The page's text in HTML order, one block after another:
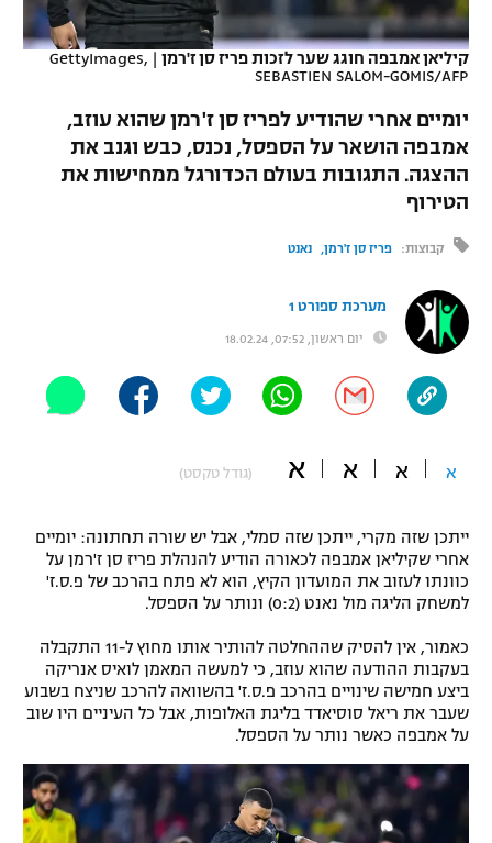
תוצאות
לוח שידורים
ברחבה
"מחצית בשכונה" – פודקאסט
תקנון עבור פעילות אלקטרה
תקנון עבור פעילות ספורט 1 – "מרלן"
גיימינג E-Sports
תנאי שימוש
מדיניות פרטיות
תקנון פעילות ספורט 1
מכבי תל אביב
הפועל תל אביב
הפועל חיפה
הפועל באר שבע
ליגה הולנדית
ליגה סינית
ליגה ברזילאית
ליגות נוספות
הפועל ירושלים
דני אבדיה
שחייה
אגרוף
ספורט אולימפי
היאבקות WWE
כדורמים
פוטבול אמריקאי NFL
בייסבול MLB
אומנויות לחימה
גיימינג E-Sports
קיליאן אמבפה חוגג שער לזכות פריז סן ז'רמן |
GettyImages,
SEBASTIEN SALOM-GOMIS/AFP
יומיים אחרי שהודיע לפריז סן ז'רמן שהוא עוזב,
אמבפה הושאר על הספסל, נכנס, כבש וגנב את
ההצגה. התגובות בעולם הכדורגל ממחישות את
הטירוף
קבוצות: פריז סן ז'רמן נאנט
מערכת ספורט 1
יום ראשון, 07:52, 18.02.24
א א א א (גודל טקסט)
ייתכן שזה מקרי, ייתכן שזה סמלי, אבל יש שורה תחתונה: יומיים
אחרי שקיליאן אמבפה לכאורה הודיע להנהלת פריז סן ז'רמן על
כוונתו לעזוב את המועדון הקיץ, הוא לא פתח בהרכב של פ.ס.ז'
למשחק הליגה מול נאנט (0:2) ונותר על הספסל.
כאמור, אין להסיק שההחלטה להותיר אותו מחוץ ל-11 התקבלה
בעקבות ההודעה שהוא עוזב, כי למעשה המאמן לואיס אנריקה
ביצע חמישה שינויים בהרכב פ.ס.ז' בהשוואה להרכב שניצח בשבוע
שעבר את ריאל סוסיאדד בליגת האלופות, אבל כל העיניים היו שוב
על אמבפה כאשר נותר על הספסל.